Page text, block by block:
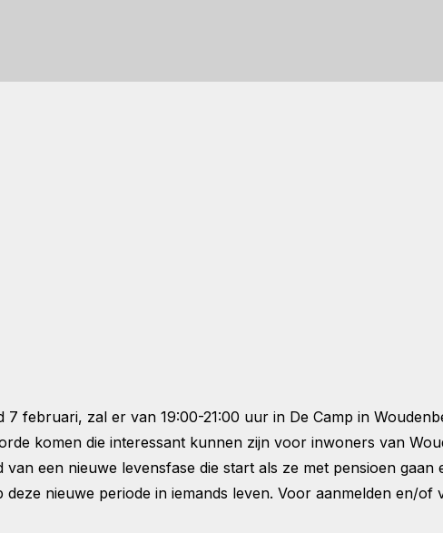
7 februari, zal er van 19:00-21:00 uur in De Camp in
komen die interessant kunnen zijn voor inwoners van
een nieuwe levensfase die start als ze met pensioen gaan
nieuwe periode in iemands leven. Voor aanmelden en/of